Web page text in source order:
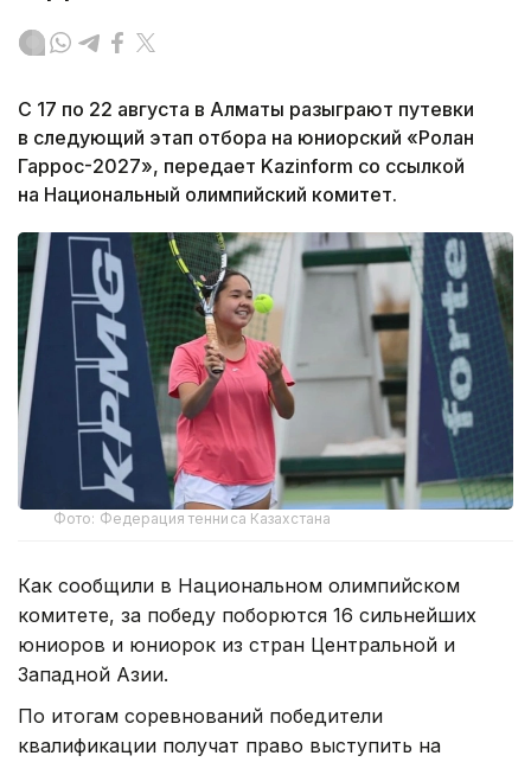
С 17 по 22 августа в Алматы разыграют путевки
в следующий этап отбора на юниорский «Ролан
Гаррос-2027», передает Kazinform со ссылкой
на Национальный олимпийский комитет.
Фото: Федерация тенниса Казахстана
Как сообщили в Национальном олимпийском
комитете, за победу поборются 16 сильнейших
юниоров и юниорок из стран Центральной и
Западной Азии.
По итогам соревнований победители
квалификации получат право выступить на